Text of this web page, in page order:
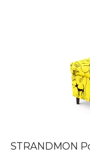
STRANDMON